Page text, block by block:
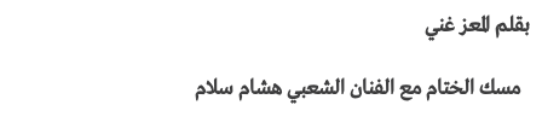
بقلم المعز غني
مسك الختام مع الفنان الشعبي هشام سلام